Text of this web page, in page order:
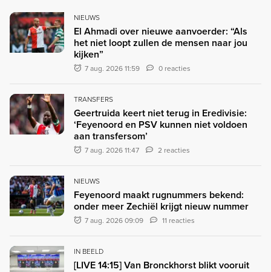
NIEUWS
El Ahmadi over nieuwe aanvoerder: “Als
het niet loopt zullen de mensen naar jou
kijken”
7 aug. 2026 11:59 0 reacties
TRANSFERS
Geertruida keert niet terug in Eredivisie:
‘Feyenoord en PSV kunnen niet voldoen
aan transfersom’
7 aug. 2026 11:47 2 reacties
NIEUWS
Feyenoord maakt rugnummers bekend:
onder meer Zechiël krijgt nieuw nummer
7 aug. 2026 09:09 11 reacties
IN BEELD
[LIVE 14:15] Van Bronckhorst blikt vooruit